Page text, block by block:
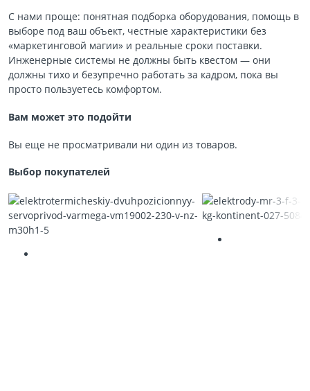
С нами проще: понятная подборка оборудования, помощь в
выборе под ваш объект, честные характеристики без
«маркетинговой магии» и реальные сроки поставки.
Инженерные системы не должны быть квестом — они
должны тихо и безупречно работать за кадром, пока вы
просто пользуетесь комфортом.
Вам может это подойти
Вы еще не просматривали ни один из товаров.
Выбор покупателей